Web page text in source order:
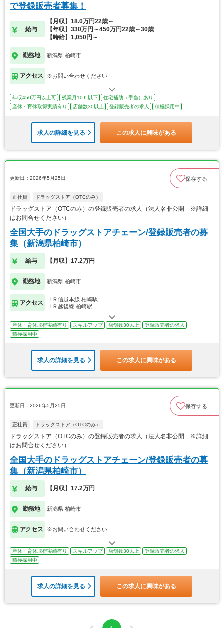
で登録販売者募集！
給与
【月収】18.0万円22歳～
【年収】330万円～450万円22歳～30歳
【時給】1,050円～
勤務地 新潟県 柏崎市
アクセス ※お問い合わせください
年収450万円以上可 残業月10ｈ以下
住宅補助（手当）あり
産休・育休取得実績有り
店舗数30以上 登録販売者の求人 積極採用中
求人の詳細を見る この求人に興味がある
更新日：2026年5月25日 保存する
正社員 ドラッグストア（OTCのみ）
ドラッグストア（OTCのみ）の登録販売者の求人（法人名非公開 ※詳細
はお問合せください）
全国大手のドラッグストアチェーン/登録販売者の募
集（新潟県柏崎市）
給与 【月収】17.2万円
勤務地 新潟県 柏崎市
アクセス
ＪＲ信越本線 柏崎駅
ＪＲ越後線 柏崎駅
産休・育休取得実績有り スキルアップ 店舗数30以上
登録販売者の求人
積極採用中
求人の詳細を見る この求人に興味がある
更新日：2026年5月25日 保存する
正社員 ドラッグストア（OTCのみ）
ドラッグストア（OTCのみ）の登録販売者の求人（法人名非公開 ※詳細
はお問合せください）
全国大手のドラッグストアチェーン/登録販売者の募
集（新潟県柏崎市）
給与 【月収】17.2万円
勤務地 新潟県 柏崎市
アクセス ※お問い合わせください
産休・育休取得実績有り スキルアップ 店舗数30以上
登録販売者の求人
積極採用中
求人の詳細を見る この求人に興味がある